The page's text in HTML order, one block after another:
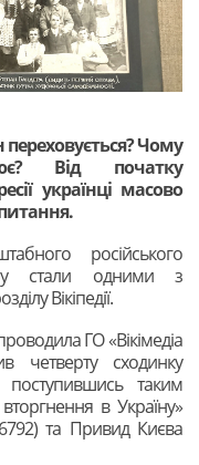
Чому
Від початку
українці масово
російського
стали одними з
Вікіпедії.
ГО «Вікімедіа
четверту сходинку
поступившись таким
в Україну»
та Привид Києва